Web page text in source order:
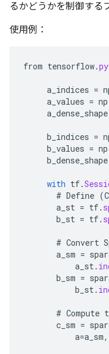
るかどうかを制御する
使用例：
from tensorflow.
a_indices =
a_values = np
a_dense_shape
b_indices =
b_values = np
b_dense_shape
with tf.
# Define (
a_st = tf.
b_st = tf.
# Convert
a_sm =
a_st.
b_sm =
b_st.
# Compute
c_sm =
a=a_sm,